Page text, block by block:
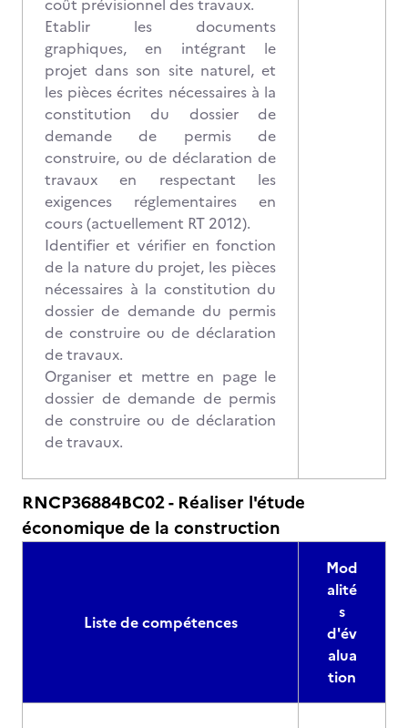
coût prévisionnel des travaux.
Etablir les documents
graphiques, en intégrant le
projet dans son site naturel, et
les pièces écrites nécessaires à la
constitution du dossier de
demande de permis de
construire, ou de déclaration de
travaux en respectant les
exigences réglementaires en
cours (actuellement RT 2012).
Identifier et vérifier en fonction
de la nature du projet, les pièces
nécessaires à la constitution du
dossier de demande du permis
de construire ou de déclaration
de travaux.
Organiser et mettre en page le
dossier de demande de permis
de construire ou de déclaration
de travaux.
RNCP36884BC02 - Réaliser l'étude
économique de la construction
Liste de compétences
Mod
alité
s
d'év
alua
tion